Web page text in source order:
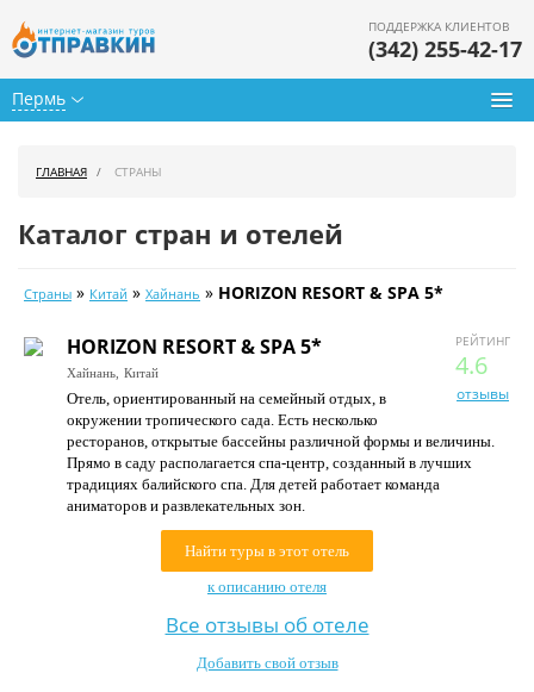
Пермь
ПОДДЕРЖКА КЛИЕНТОВ
(342) 255-42-17
Календарь туров
Цены дня
Страны
Как купить
О нас
ГЛАВНАЯ СТРАНЫ
Каталог стран и отелей
Страны » Китай » Хайнань » HORIZON RESORT & SPA 5*
РЕЙТИНГ
4.6
отзывы
HORIZON RESORT & SPA 5*
Хайнань, Китай
Отель, ориентированный на семейный отдых, в
окружении тропического сада. Есть несколько
ресторанов, открытые бассейны различной формы и величины.
Прямо в саду располагается спа-центр, созданный в лучших
традициях балийского спа. Для детей работает команда
аниматоров и развлекательных зон.
Найти туры в этот отель
к описанию отеля
Все отзывы об отеле
Добавить свой отзыв